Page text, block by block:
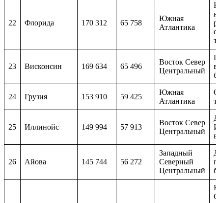
22 Флорида 170 312 65 758
Южная
Атлантика
23 Висконсин 169 634 65 496
Восток Север
Центральный
в
24 Грузия 153 910 59 425
Южная
Атлантика
25 Иллинойс 149 994 57 913
Восток Север
Центральный
26 Айова 145 744 56 272
Западный
Северный
Центральный